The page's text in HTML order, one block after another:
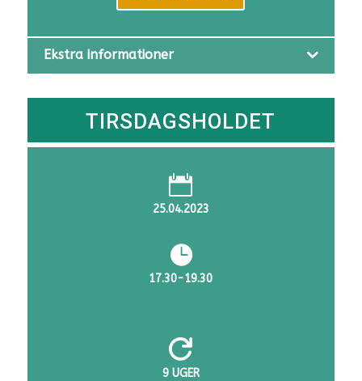
Ekstra informationer
TIRSDAGSHOLDET

25.04.2023

17.30-19.30

9 UGER